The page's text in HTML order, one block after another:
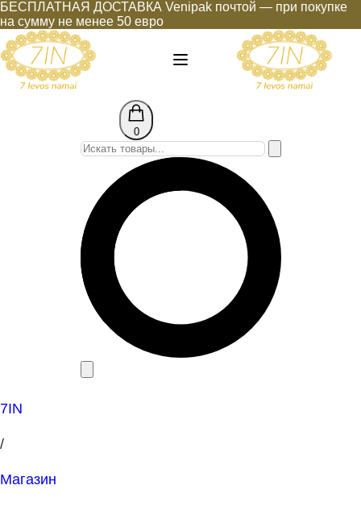
БЕСПЛАТНАЯ ДОСТАВКА Venipak почтой — при покупке
на сумму не менее 50 евро
0
7IN
/
Магазин